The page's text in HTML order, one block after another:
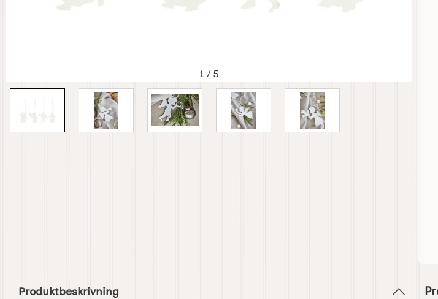
1 / 5
Produktbeskrivning